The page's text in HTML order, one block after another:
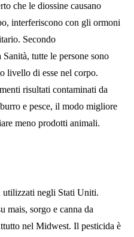
che le diossine causano
interferiscono con gli ormoni
Secondo
tutte le persone sono
livello di esse nel corpo.
risultati contaminati da
e pesce, il modo migliore
meno prodotti animali.
utilizzati negli Stati Uniti.
mais, sorgo e canna da
nel Midwest. Il pesticida è